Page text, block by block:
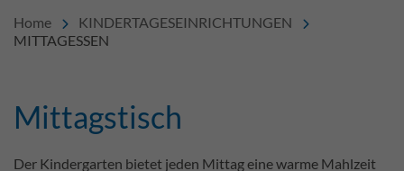
Home
KINDERTAGESEINRICHTUNGEN
MITTAGESSEN
Einleitung
Mittagstisch
Inhalt
Der Kindergarten bietet jeden Mittag eine warme Mahlzeit